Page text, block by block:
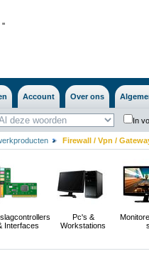
''
Account Over ons
In
Firewall / Vpn /
Interfaces
Pc's &
Workstations
s